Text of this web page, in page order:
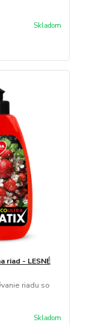
Skladom
riad - LESNÉ
riadu so
Skladom